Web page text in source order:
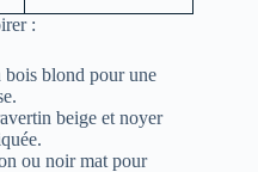
:
blond pour une
beige et noyer
ou noir mat pour